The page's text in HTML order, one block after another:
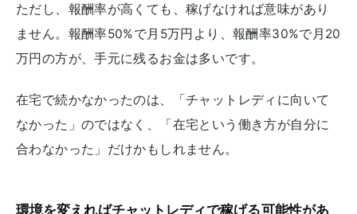
ただし、報酬率が高くても、稼げなければ意味があり
ません。報酬率50%で月5万円より、報酬率30%で月20
万円の方が、手元に残るお金は多いです。
在宅で続かなかったのは、「チャットレディに向いて
なかった」のではなく、「在宅という働き方が自分に
合わなかった」だけかもしれません。
環境を変えればチャットレディで稼げる可能性があ